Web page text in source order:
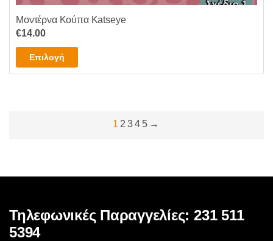
Μοντέρνα Κούπα Katseye
€14.00
Επιλογή
το
παραλλαγές.
στη
1 2 3 4 5 →
Τηλεφωνικές Παραγγελίες: 231 511
5394